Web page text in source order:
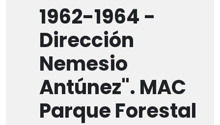
1962-1964 -
Dirección
Nemesio
Antúnez". MAC
Parque Forestal